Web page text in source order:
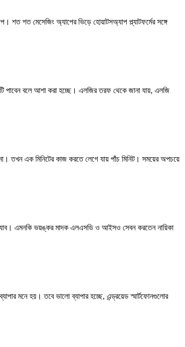
শত শত মেসেজিং অ্যাপের ভিড়ে হোয়াটসঅ্যাপ প্ল্যাটফর্মের সঙ্গে
পাবেন বলে আশা করা হচ্ছে। এলজির তরফ থেকে জানা যায়, এলজি
তখন এক মিনিটের কাজ করতে লেগে যায় পাঁচ মিনিট। সময়ের অপচয়ে
এমনকি ভয়ঙ্কর মাদক এলএসডি ও আইসও সেবন করতেন নায়িকা
মনে হয়। তবে ভালো ব্যাপার হচ্ছে, এন্ড্রয়েড স্মার্টফোনগুলোর